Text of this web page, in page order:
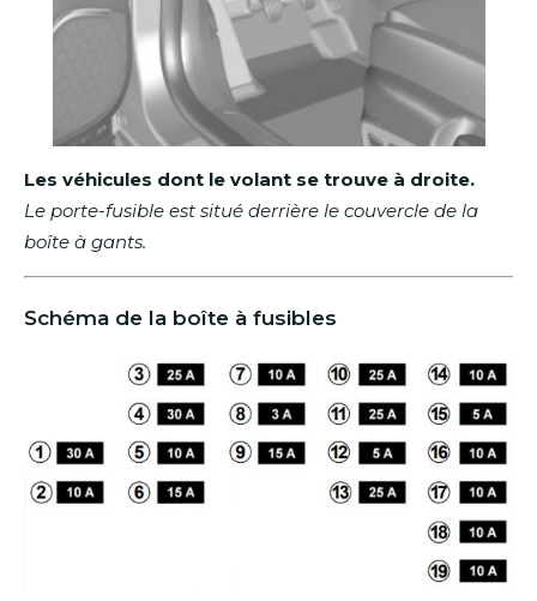
Les véhicules dont le volant se trouve à droite.
Le porte-fusible est situé derrière le couvercle de la
boîte à gants.
Schéma de la boîte à fusibles